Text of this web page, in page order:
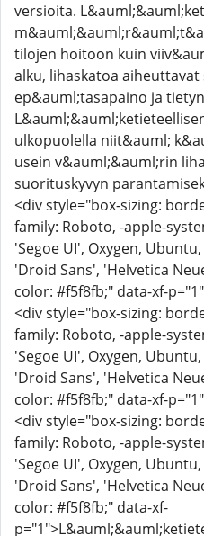
versioita.
tilojen hoitoon kuin
alku, lihaskatoa
ep&auml;tasapaino ja
ulkopuolella niit&auml;
usein v&auml;&auml;rin
suorituskyvyn
<div style="box-sizing:
family: Roboto, -apple-
'Segoe UI', Oxygen,
'Droid Sans', 'Helvetica
color: #f5f8fb;" data-xf-
<div style="box-sizing:
family: Roboto, -apple-
'Segoe UI', Oxygen,
'Droid Sans', 'Helvetica
color: #f5f8fb;" data-xf-
<div style="box-sizing:
family: Roboto, -apple-
'Segoe UI', Oxygen,
'Droid Sans', 'Helvetica
color: #f5f8fb;" data-xf-